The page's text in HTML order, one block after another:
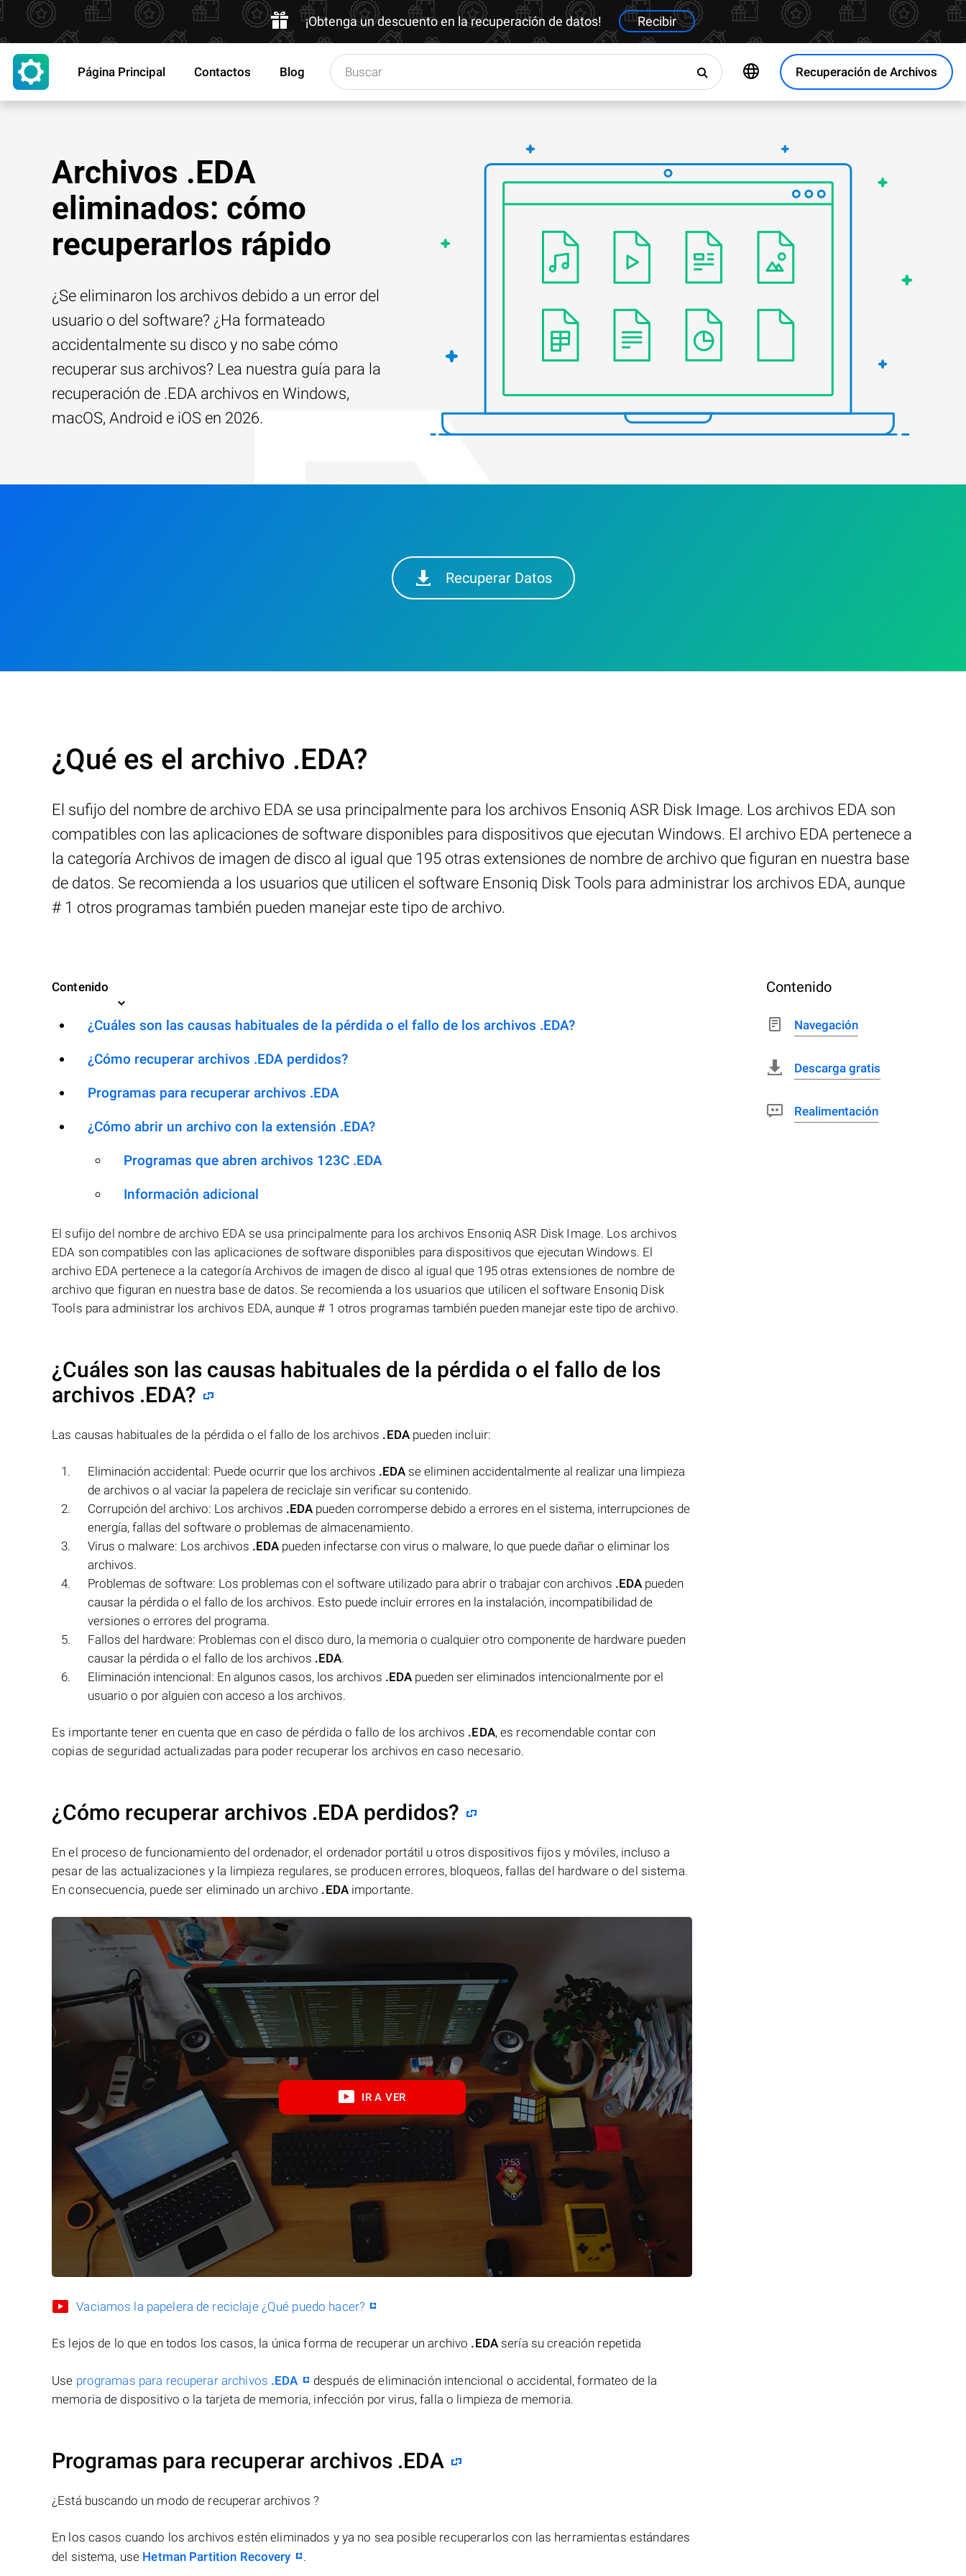
¡Obtenga un descuento en la recuperación de datos! Recibir
Recuperación de Archivos
Página Principal Contactos Blog
Archivos .EDA
eliminados: cómo
recuperarlos rápido
¿Se eliminaron los archivos debido a un error del
usuario o del software? ¿Ha formateado
accidentalmente su disco y no sabe cómo
recuperar sus archivos? Lea nuestra guía para la
recuperación de .EDA archivos en Windows,
macOS, Android e iOS en 2026.
Recuperar Datos
¿Qué es el archivo .EDA?
El sufijo del nombre de archivo EDA se usa principalmente para los archivos Ensoniq ASR Disk Image. Los archivos EDA son
compatibles con las aplicaciones de software disponibles para dispositivos que ejecutan Windows. El archivo EDA pertenece a
la categoría Archivos de imagen de disco al igual que 195 otras extensiones de nombre de archivo que figuran en nuestra base
de datos. Se recomienda a los usuarios que utilicen el software Ensoniq Disk Tools para administrar los archivos EDA, aunque
# 1 otros programas también pueden manejar este tipo de archivo.
Contenido
¿Cuáles son las causas habituales de la pérdida o el fallo de los archivos .EDA?
¿Cómo recuperar archivos .EDA perdidos?
Programas para recuperar archivos .EDA
¿Cómo abrir un archivo con la extensión .EDA?
Programas que abren archivos 123C .EDA
Información adicional
El sufijo del nombre de archivo EDA se usa principalmente para los archivos Ensoniq ASR Disk Image. Los archivos
EDA son compatibles con las aplicaciones de software disponibles para dispositivos que ejecutan Windows. El
archivo EDA pertenece a la categoría Archivos de imagen de disco al igual que 195 otras extensiones de nombre de
archivo que figuran en nuestra base de datos. Se recomienda a los usuarios que utilicen el software Ensoniq Disk
Tools para administrar los archivos EDA, aunque # 1 otros programas también pueden manejar este tipo de archivo.
¿Cuáles son las causas habituales de la pérdida o el fallo de los
archivos .EDA?
Las causas habituales de la pérdida o el fallo de los archivos .EDApueden incluir:
Eliminación accidental: Puede ocurrir que los archivos .EDA se eliminen accidentalmente al realizar una limpieza
de archivos o al vaciar la papelera de reciclaje sin verificar su contenido.
Corrupción del archivo: Los archivos .EDA pueden corromperse debido a errores en el sistema, interrupciones de
energía, fallas del software o problemas de almacenamiento.
Virus o malware: Los archivos .EDA pueden infectarse con virus o malware, lo que puede dañar o eliminar los
archivos.
Problemas de software: Los problemas con el software utilizado para abrir o trabajar con archivos .EDA pueden
causar la pérdida o el fallo de los archivos. Esto puede incluir errores en la instalación, incompatibilidad de
versiones o errores del programa.
Fallos del hardware: Problemas con el disco duro, la memoria o cualquier otro componente de hardware pueden
causar la pérdida o el fallo de los archivos .EDA.
Eliminación intencional: En algunos casos, los archivos .EDA pueden ser eliminados intencionalmente por el
usuario o por alguien con acceso a los archivos.
Es importante tener en cuenta que en caso de pérdida o fallo de los archivos .EDA, es recomendable contar con
copias de seguridad actualizadas para poder recuperar los archivos en caso necesario.
¿Cómo recuperar archivos .EDA perdidos?
En el proceso de funcionamiento del ordenador, el ordenador portátil u otros dispositivos fijos y móviles, incluso a
pesar de las actualizaciones y la limpieza regulares, se producen errores, bloqueos, fallas del hardware o del sistema.
En consecuencia, puede ser eliminado un archivo .EDAimportante.
IR A VER
Vaciamos la papelera de reciclaje ¿Qué puedo hacer?
Es lejos de lo que en todos los casos, la única forma de recuperar un archivo .EDAsería su creación repetida
Use programas para recuperar archivos .EDA
después de eliminación intencional o accidental, formateo de la
memoria de dispositivo o la tarjeta de memoria, infección por virus, falla o limpieza de memoria.
Programas para recuperar archivos .EDA
¿Está buscando un modo de recuperar archivos ?
En los casos cuando los archivos estén eliminados y ya no sea posible recuperarlos con las herramientas estándares
del sistema, use Hetman Partition Recovery .
Contenido
Navegación
Descarga gratis
Realimentación